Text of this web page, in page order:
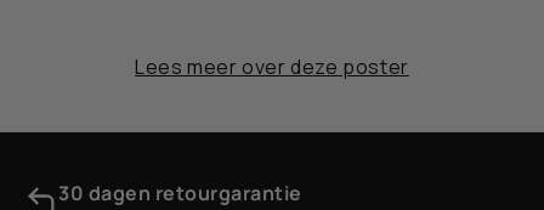
Lees meer over deze poster
30 dagen retourgarantie